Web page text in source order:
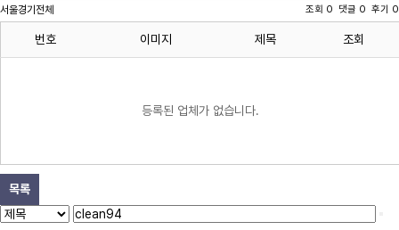
서울경기전체 조회 0 댓글 0 후기 0
번호 이미지 제목 조회
등록된 업체가 없습니다.
목록